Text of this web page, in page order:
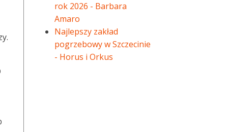
rok 2026 - Barbara
Amaro
Najlepszy zakład
pogrzebowy w Szczecinie
- Horus i Orkus